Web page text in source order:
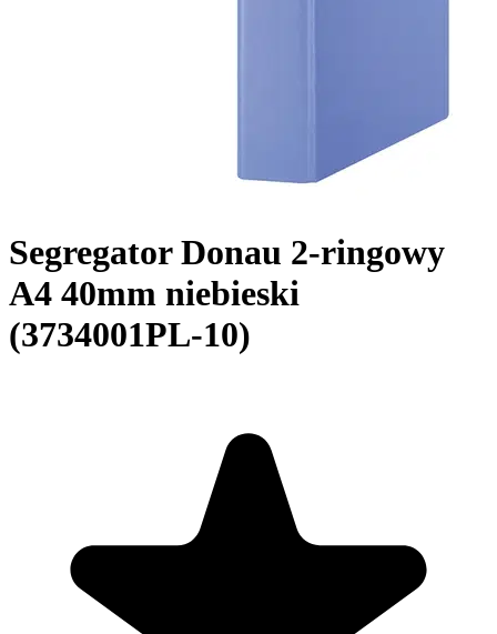
Segregator Donau 2-ringowy
A4 40mm niebieski
(3734001PL-10)